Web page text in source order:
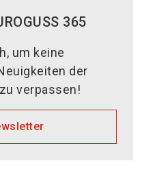
365
um keine
der
verpassen!